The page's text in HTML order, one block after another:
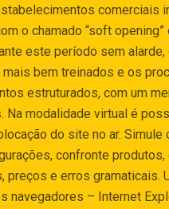
comerciais
o chamado “soft opening”
este período sem
bem treinados e os
estruturados, com um
Na modalidade virtual é
do site no ar. Simule
confronte
preços e erros gramaticais.
navegadores – Internet